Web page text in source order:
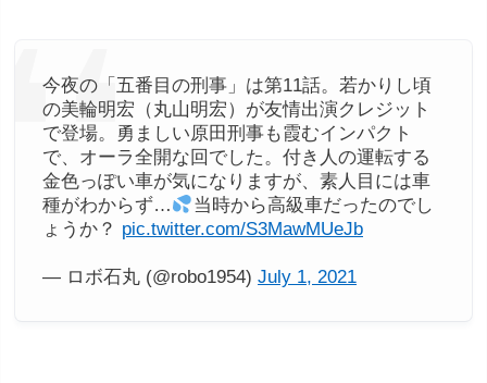
今夜の「五番目の刑事」は第11話。若かりし頃
の美輪明宏（丸山明宏）が友情出演クレジット
で登場。勇ましい原田刑事も霞むインパクト
で、オーラ全開な回でした。付き人の運転する
金色っぽい車が気になりますが、素人目には車
種がわからず…
当時から高級車だったのでし
ょうか？ pic.twitter.com/S3MawMUeJb
— ロボ石丸 (@robo1954) July 1, 2021